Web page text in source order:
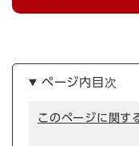
ページ内目次
このページに関す